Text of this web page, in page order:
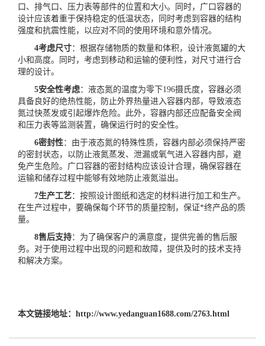
口、排气口、压力表等部件的位置和大小。同时，广口容器的
设计应该着重于保持稳定的低温状态，同时考虑到容器的结构
强度和抗震性能，以应对不同的使用环境和意外情况。
4考虑尺寸：根据存储物质的数量和体积，设计液氮罐的大
小和高度。同时，考虑到移动和运输的便利性，对尺寸进行合
理的设计。
5安全性考虑：液态氮的温度为零下196摄氏度，容器必须
具备良好的绝热性能，防止外界热量进入容器内部，导致液态
氮过快蒸发或引起爆炸危险。此外，容器内部还应配备安全阀
和压力表等监测装置，确保运行时的安全性。
6密封性：由于液态氮的特殊性质，容器内部必须保持严密
的密封状态，以防止液氮蒸发、泄漏或氧气进入容器内部，避
免产生危险。广口容器的密封结构应该设计合理，确保容器在
运输和储存过程中能够有效地防止液氮溢出。
7生产工艺：按照设计图纸和选定的材料进行加工和生产。
在生产过程中，要确保每个环节的质量控制，保证*终产品的质
量。
8售后支持：为了确保客户的满意度，提供完善的售后服
务。对于使用过程中出现的问题和故障，提供及时的技术支持
和解决方案。
本文链接地址： http://www.yedanguan1688.com/2763.html